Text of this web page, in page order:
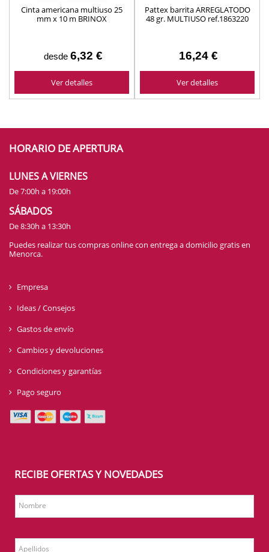
Cinta americana multiuso 25
mm x 10 m BRINOX
desde 6,32 €
Ver detalles
Pattex barrita ARREGLATODO
48 gr. MULTIUSO ref.1863220
16,24 €
Ver detalles
HORARIO DE APERTURA
LUNES A VIERNES
De 7:00h a 19:00h
SÁBADOS
De 8:30h a 13:30h
Puedes realizar tus compras online con entrega a domicilio gratis en
Menorca.
Empresa
Ideas / Consejos
Gastos de envío
Cambios y devoluciones
Condiciones y garantías
Pago seguro
RECIBE OFERTAS Y NOVEDADES
Nombre
Apellidos